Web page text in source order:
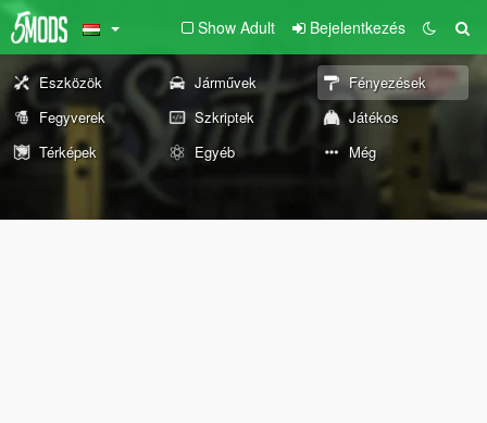
Show Adult Bejelentkezés
Eszközök Járművek
Fényezések
Fegyverek
Szkriptek
Játékos
Térképek
Egyéb Még